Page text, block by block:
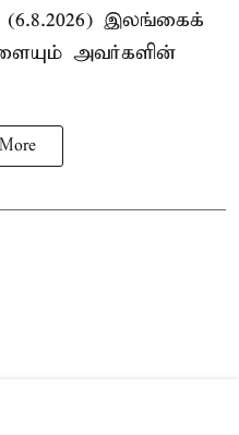
(6.8.2026) இலங்கைக்
அவர்களின்